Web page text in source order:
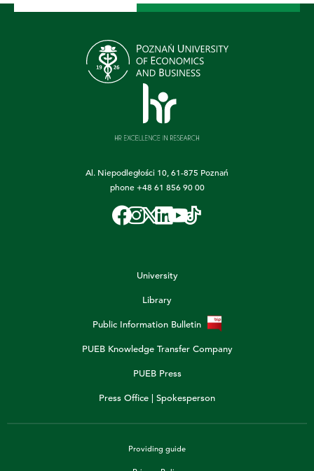
Al. Niepodległości 10, 61-875 Poznań
phone+48 61 856 90 00
University
Library
Public Information Bulletin
PUEB Knowledge Transfer Company
PUEB Press
Press Office | Spokesperson
Providing guide